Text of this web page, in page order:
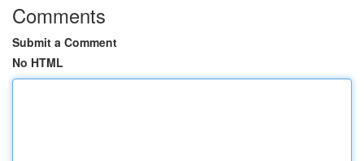
Comments
Submit a Comment
No HTML